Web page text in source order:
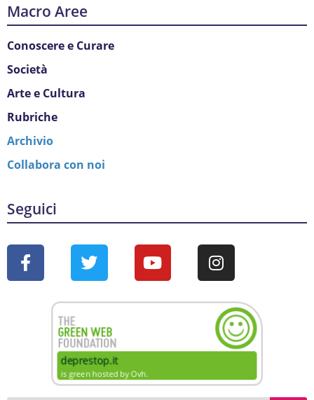
Macro Aree
Conoscere e Curare
Società
Arte e Cultura
Rubriche
Archivio
Collabora con noi
Seguici